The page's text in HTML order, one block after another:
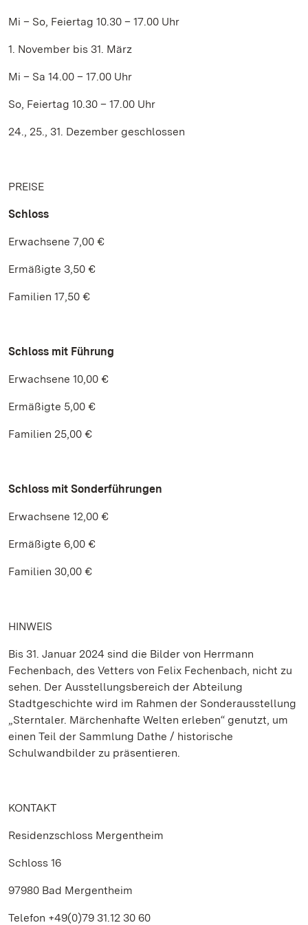
Mi – So, Feiertag 10.30 – 17.00 Uhr
1. November bis 31. März
Mi – Sa 14.00 – 17.00 Uhr
So, Feiertag 10.30 – 17.00 Uhr
24., 25., 31. Dezember geschlossen
PREISE
Schloss
Erwachsene 7,00 €
Ermäßigte 3,50 €
Familien 17,50 €
Schloss mit Führung
Erwachsene 10,00 €
Ermäßigte 5,00 €
Familien 25,00 €
Schloss mit Sonderführungen
Erwachsene 12,00 €
Ermäßigte 6,00 €
Familien 30,00 €
HINWEIS
Bis 31. Januar 2024 sind die Bilder von Herrmann
Fechenbach, des Vetters von Felix Fechenbach, nicht zu
sehen. Der Ausstellungsbereich der Abteilung
Stadtgeschichte wird im Rahmen der Sonderausstellung
„Sterntaler. Märchenhafte Welten erleben“ genutzt, um
einen Teil der Sammlung Dathe / historische
Schulwandbilder zu präsentieren.
KONTAKT
Residenzschloss Mergentheim
Schloss 16
97980 Bad Mergentheim
Telefon +49(0)79 31.12 30 60